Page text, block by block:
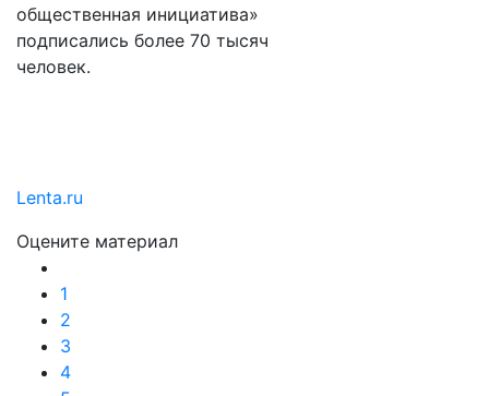
общественная инициатива»
подписались более 70 тысяч
человек.
Lenta.ru
Оцените материал
1
2
3
4